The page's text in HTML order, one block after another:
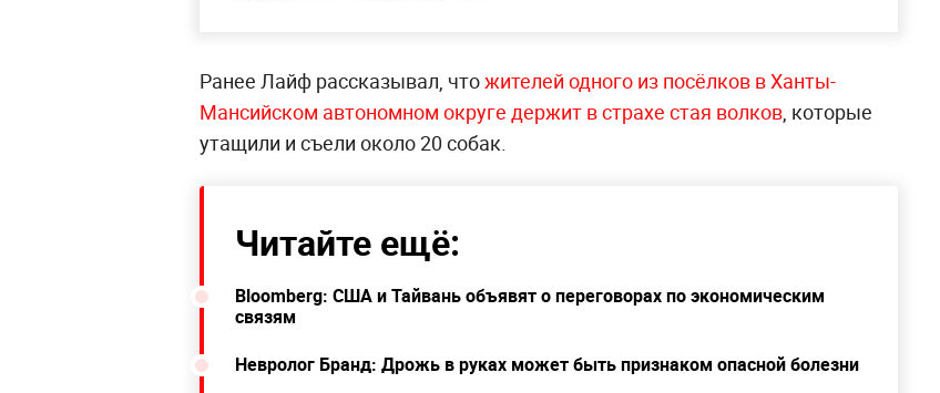
Ранее Лайф рассказывал, чтожителей одного из посёлков в Ханты-
Мансийском автономном округе держит в страхе стая волков, которые
утащили и съели около 20 собак.
Читайте ещё:
Bloomberg: США и Тайвань объявят о переговорах по экономическим
связям
Невролог Бранд: Дрожь в руках может быть признаком опасной болезни